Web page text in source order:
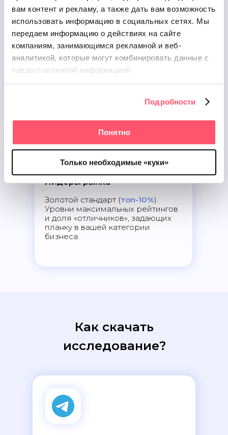
вам контент и рекламу, а также дать вам возможность
использовать информацию в социальных сетях. Мы
передаем информацию о действиях на сайте
компаниям, занимающимся рекламной и веб-
аналитикой, которые могут комбинировать данные с
предоставленной информацией.
Подробности
Понятно
Только необходимые «куки»
Зона роста
Порогтоп-25% рынка.
Показатель, при котором
алгоритмы геосервисов
начинают отдавать приоритет
вашей локации перед
Лидеры рынка
Золотой стандарт (топ-10%).
Уровни максимальных рейтингов
и доля «отличников», задающих
планку в вашей категории
бизнеса.
Как скачать
исследование?